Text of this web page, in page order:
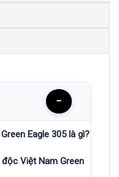
−
Eagle 305 là gì?
Việt Nam Green